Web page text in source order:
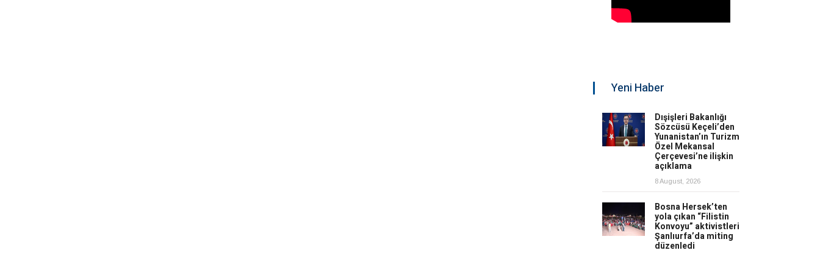
Yeni Haber
Dışişleri Bakanlığı
Sözcüsü Keçeli’den
Yunanistan’ın Turizm
Özel Mekansal
Çerçevesi’ne ilişkin
açıklama
8 August, 2026
Bosna Hersek’ten
yola çıkan “Filistin
Konvoyu” aktivistleri
Şanlıurfa’da miting
düzenledi